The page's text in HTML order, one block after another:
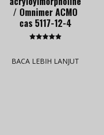
/ Omnimer ACMO
cas 5117-12-4
BACA LEBIH LANJUT